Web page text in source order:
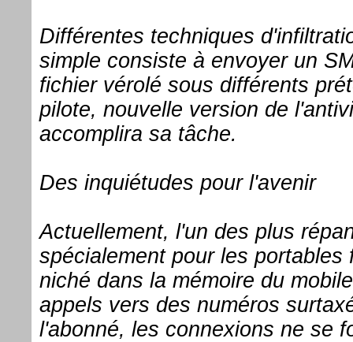
Différentes techniques
simple consiste à envoyer un
fichier vérolé sous différents
pilote, nouvelle version de
accomplira sa tâche.
Des inquiétudes pour l'avenir
Actuellement, l'un des plus
spécialement pour les
niché dans la mémoire du
appels vers des numéros
l'abonné, les connexions ne se